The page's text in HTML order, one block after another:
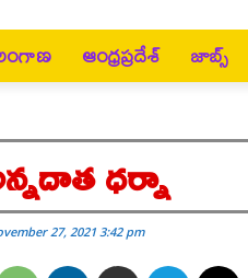
ఆంధ్రప్రదేశ్ జాబ్స్
ధర్నా
27, 2021 3:42 pm